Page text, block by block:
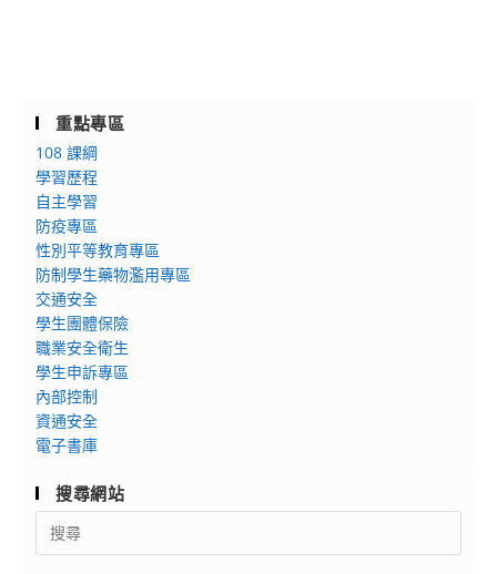
重點專區
108 課綱
學習歷程
自主學習
防疫專區
性別平等教育專區
防制學生藥物濫用專區
交通安全
學生團體保險
職業安全衛生
學生申訴專區
內部控制
資通安全
電子書庫
搜尋網站
Search
for: